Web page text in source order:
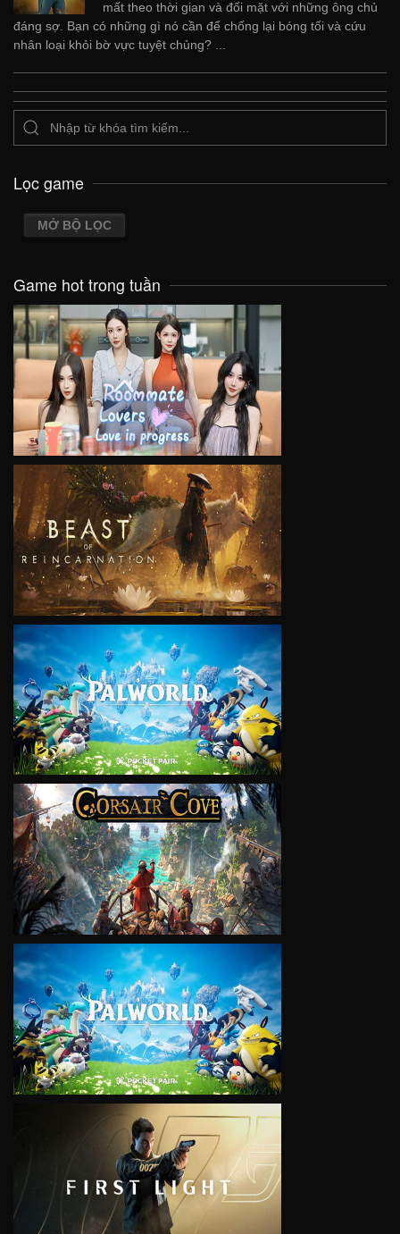
mất theo thời gian và đối mặt với những ông chủ
đáng sợ. Bạn có những gì nó cần để chống lại bóng tối và cứu
nhân loại khỏi bờ vực tuyệt chủng? ...
Lọc game
MỞ BỘ LỌC
Game hot trong tuần
VIEW
VIEW
VIEW
VIEW
VIEW
VIEW